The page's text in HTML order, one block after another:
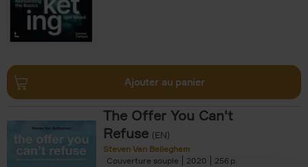
Ajouter au panier
The Offer You Can't
Refuse (EN)
Steven Van Belleghem
Couverture souple
2020 256